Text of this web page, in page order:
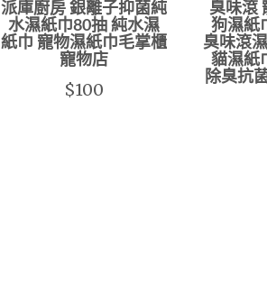
派庫廚房 銀離子抑菌純
水濕紙巾80抽 純水濕
紙巾 寵物濕紙巾毛掌櫃
寵物店
$100
臭味滾
狗濕紙
臭味滾
貓濕紙
除臭抗